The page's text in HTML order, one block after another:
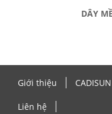
DÂY
Giới thiệu CADISUN
Liên hệ